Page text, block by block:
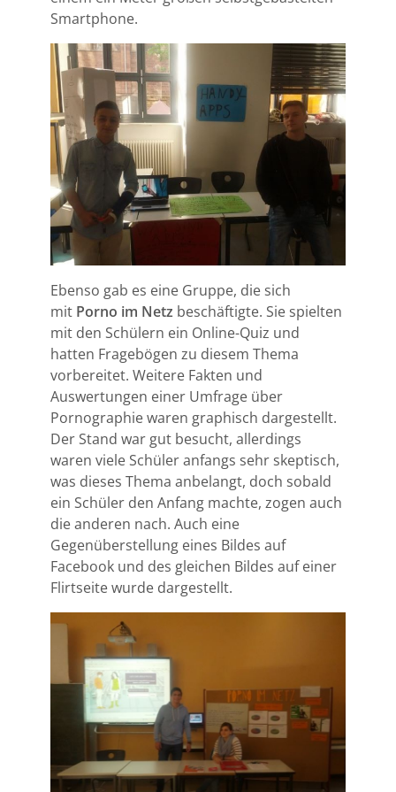
Smartphone.
Ebenso gab es eine Gruppe, die sich
mit Porno im Netz beschäftigte. Sie spielten
mit den Schülern ein Online-Quiz und
hatten Fragebögen zu diesem Thema
vorbereitet. Weitere Fakten und
Auswertungen einer Umfrage über
Pornographie waren graphisch dargestellt.
Der Stand war gut besucht, allerdings
waren viele Schüler anfangs sehr skeptisch,
was dieses Thema anbelangt, doch sobald
ein Schüler den Anfang machte, zogen auch
die anderen nach. Auch eine
Gegenüberstellung eines Bildes auf
Facebook und des gleichen Bildes auf einer
Flirtseite wurde dargestellt.